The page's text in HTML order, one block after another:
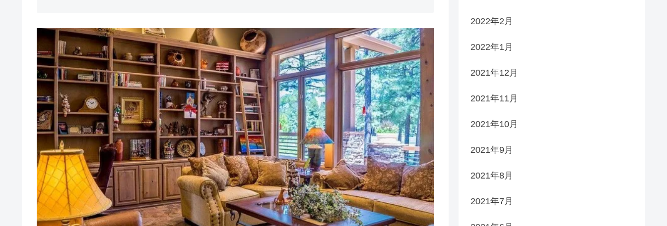
2022年2月
2022年1月
2021年12月
2021年11月
2021年10月
2021年9月
2021年8月
2021年7月